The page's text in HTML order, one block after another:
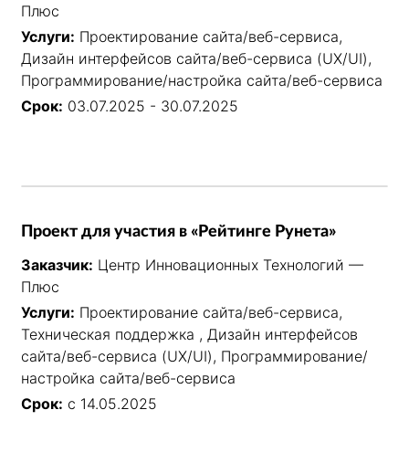
Плюс
Услуги: Проектирование сайта/веб-сервиса,
Дизайн интерфейсов сайта/веб-сервиса (UX/UI),
Программирование/настройка сайта/веб-сервиса
Срок: 03.07.2025 - 30.07.2025
Проект для участия в «Рейтинге Рунета»
Заказчик: Центр Инновационных Технологий —
Плюс
Услуги: Проектирование сайта/веб-сервиса,
Техническая поддержка , Дизайн интерфейсов
сайта/веб-сервиса (UX/UI), Программирование/
настройка сайта/веб-сервиса
Срок: с 14.05.2025